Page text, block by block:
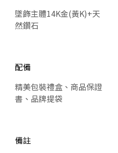
墜飾主體14K金(黃K)+天
然鑽石
配備
精美包裝禮盒、商品保證
書、品牌提袋
備註